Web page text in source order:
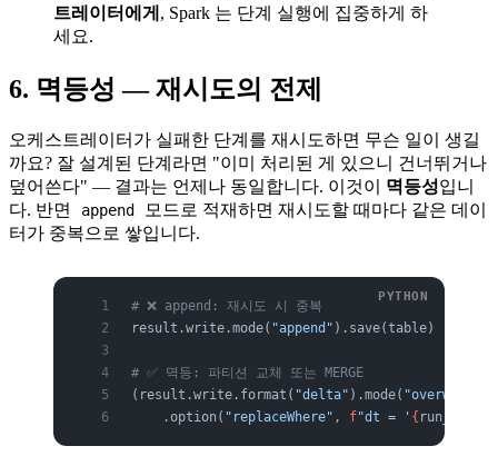
트레이터에게 , Spark 는 단계 실행에 집중하게 하
세요.
6. 멱등성 — 재시도의 전제
오케스트레이터가 실패한 단계를 재시도하면 무슨 일이 생길
까요? 잘 설계된 단계라면 "이미 처리된 게 있으니 건너뛰거나
덮어쓴다" — 결과는 언제나 동일합니다. 이것이 멱등성입니
다. 반면
append
모드로 적재하면 재시도할 때마다 같은 데이
터가 중복으로 쌓입니다.
# ❌ append: 재시도 시 중복
result.write.mode( "append" ).save(table)
# ✅ 멱등: 파티션 교체 또는 MERGE
(result.write.format( "delta" ).mode( "overwrite"
    .option(
"replaceWhere" , f"dt = ' { run_date